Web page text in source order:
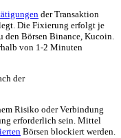
der Transaktion
Die Fixierung erfolgt je
den Börsen Binance, Kucoin.
von 1-2 Minuten
der
Risiko oder Verbindung
erforderlich sein. Mittel
Börsen blockiert werden.